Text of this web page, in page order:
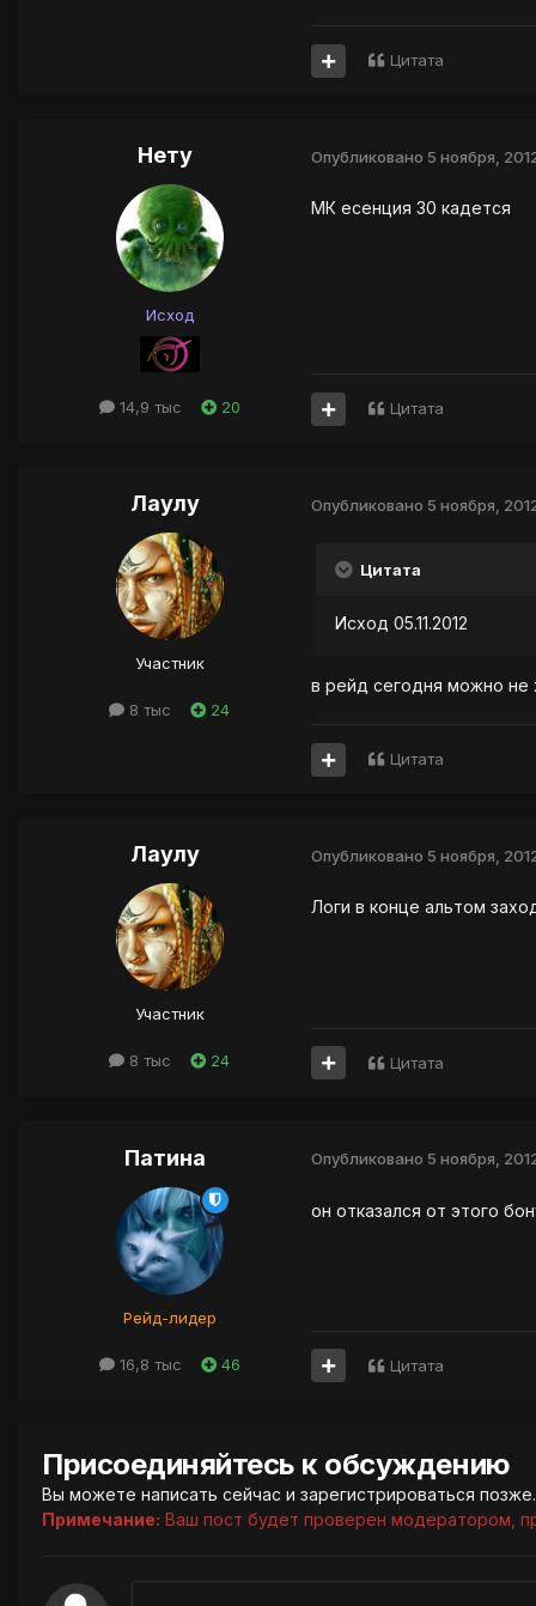
Цитата
Нету
Исход
14,9 тыс 20
Опубликовано 5 ноября,
МК есенция 30 кадется
Цитата
Лаулу
Участник
8 тыс 24
Опубликовано 5 ноября,
Цитата
Исход 05.11.2012
в рейд сегодня можно не
Цитата
Лаулу
Участник
8 тыс 24
Опубликовано 5 ноября,
Логи в конце альтом
Цитата
Патина
Рейд-лидер
16,8 тыс 46
Опубликовано 5 ноября,
он отказался от этого
Цитата
Присоединяйтесь к обсуждению
Вы можете написать сейчас и зарегистрироваться
Примечание: Ваш пост будет проверен модератором,